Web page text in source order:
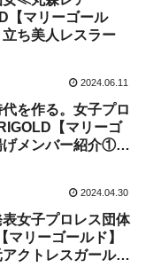
【マリーゴール
立ち美人レスラー
2024.06.11
を作る。女子プロ
【マリーゴ
げメンバー紹介①美
2024.04.30
女子プロレス団体
マリーゴールド】
クトレスガールズ